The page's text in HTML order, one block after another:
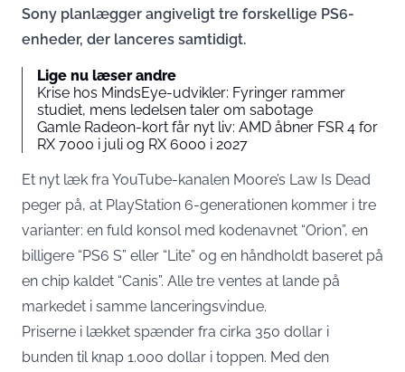
Sony planlægger angiveligt tre forskellige PS6-
enheder, der lanceres samtidigt.
Lige nu læser andre
Krise hos MindsEye-udvikler: Fyringer rammer
studiet, mens ledelsen taler om sabotage
Gamle Radeon-kort får nyt liv: AMD åbner FSR 4 for
RX 7000 i juli og RX 6000 i 2027
Et nyt læk fra YouTube-kanalen Moore’s Law Is Dead
peger på, at PlayStation 6-generationen kommer i tre
varianter: en fuld konsol med kodenavnet “Orion”, en
billigere “PS6 S” eller “Lite” og en håndholdt baseret på
en chip kaldet “Canis”. Alle tre ventes at lande på
markedet i samme lanceringsvindue.
Priserne i lækket spænder fra cirka 350 dollar i
bunden til knap 1.000 dollar i toppen. Med den